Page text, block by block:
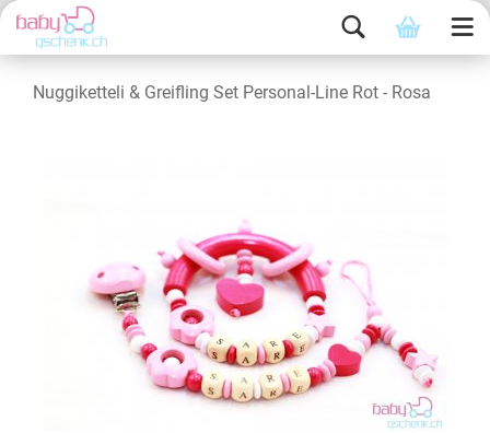
Nuggiketteli & Greifling Set Personal-Line Rot - Rosa